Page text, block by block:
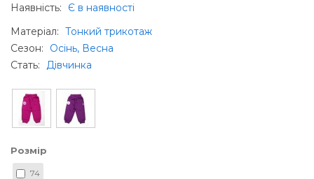
Наявність:
Є в наявності
Матеріал: Тонкий трикотаж
Сезон:
Осінь, Весна
Стать: Дівчинка
Розмір
74